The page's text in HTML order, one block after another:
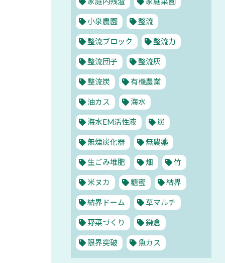
小泉農園 整流
整流ブロック 整流力
整流団子 整流灰
整流炭 有機農業
油カス 海水
海水EM活性液 炭
無煙炭化器 無農薬
生ごみ堆肥 畑 竹
米ヌカ 糖蜜 結界
結界ドーム 草マルチ
野菜づくり 鎌倉
限界突破 魚カス